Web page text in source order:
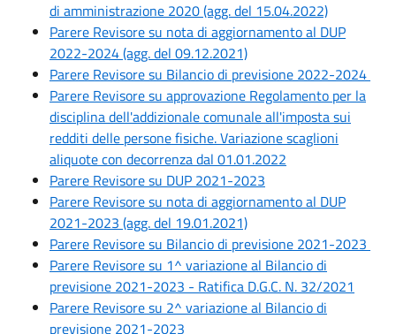
di amministrazione 2020 (agg. del 15.04.2022)
Parere Revisore su nota di aggiornamento al DUP
2022-2024 (agg. del 09.12.2021)
Parere Revisore su Bilancio di previsione 2022-2024
Parere Revisore su approvazione Regolamento per la
disciplina dell'addizionale comunale all'imposta sui
redditi delle persone fisiche. Variazione scaglioni
aliquote con decorrenza dal 01.01.2022
Parere Revisore su DUP 2021-2023
Parere Revisore su nota di aggiornamento al DUP
2021-2023 (agg. del 19.01.2021)
Parere Revisore su Bilancio di previsione 2021-2023
Parere Revisore su 1^ variazione al Bilancio di
previsione 2021-2023 - Ratifica D.G.C. N. 32/2021
Parere Revisore su 2^ variazione al Bilancio di
previsione 2021-2023